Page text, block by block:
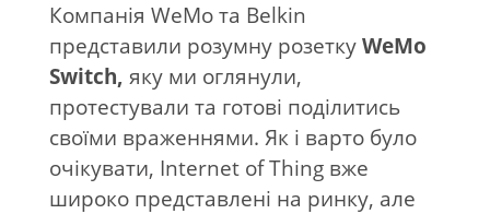
Компанія WeMo та Belkin
представили розумну розеткуWeMo
Switch, яку ми оглянули,
протестували та готові поділитись
своїми враженнями. Як і варто було
очікувати, Internet of Thing вже
широко представлені на ринку, але